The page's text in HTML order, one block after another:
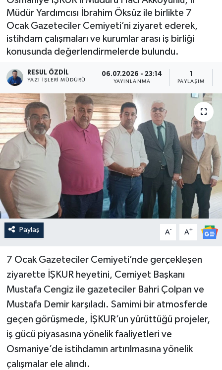
Müdür Yardımcısı İbrahim Öksüz ile birlikte 7
Ocak Gazeteciler Cemiyeti’ni ziyaret ederek,
istihdam çalışmaları ve kurumlar arası iş birliği
konusunda değerlendirmelerde bulundu.
RESUL ÖZDIL
YAZI İŞLERI MÜDÜRÜ
06.07.2026 - 23:14
YAYINLANMA
1
PAYLAŞIM
Paylaş A- A+
7 Ocak Gazeteciler Cemiyeti’nde gerçekleşen
ziyarette İŞKUR heyetini, Cemiyet Başkanı
Mustafa Cengiz ile gazeteciler Bahri Çolpan ve
Mustafa Demir karşıladı. Samimi bir atmosferde
geçen görüşmede, İŞKUR’un yürüttüğü projeler,
iş gücü piyasasına yönelik faaliyetleri ve
Osmaniye’de istihdamın artırılmasına yönelik
çalışmalar ele alındı.